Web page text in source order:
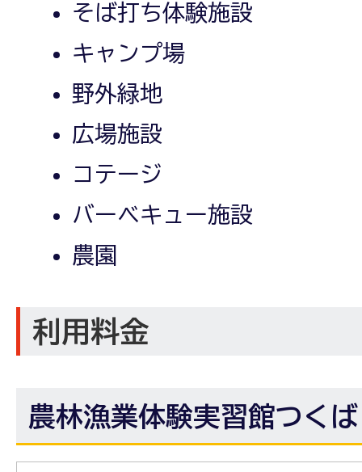
そば打ち体験施設
キャンプ場
野外緑地
広場施設
コテージ
バーベキュー施設
農園
利用料金
農林漁業体験実習館つくば